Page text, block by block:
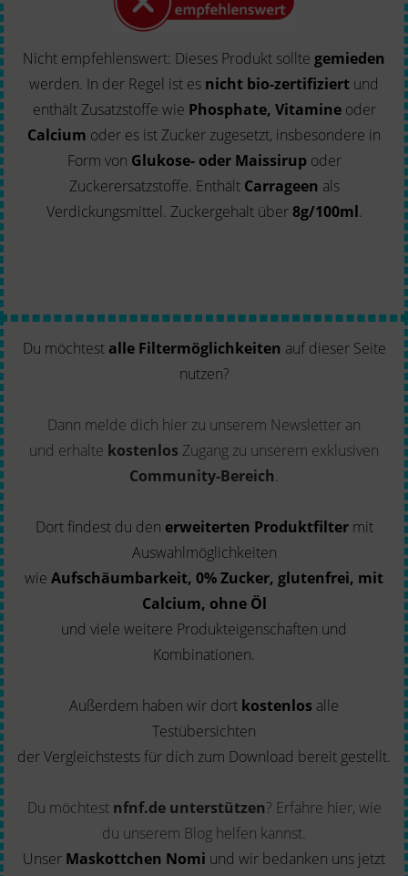
Nicht empfehlenswert: Dieses Produkt sollte gemieden
werden. In der Regel ist es nicht bio-zertifiziert und
enthält Zusatzstoffe wie Phosphate, Vitamine oder
Calcium oder es ist Zucker zugesetzt, insbesondere in
Form von Glukose- oder Maissirupoder
Zuckerersatzstoffe. Enthält Carrageen als
Verdickungsmittel. Zuckergehalt über8g/100ml.
Du möchtest alle Filtermöglichkeiten auf dieser Seite
nutzen?
Dann melde dich hier zu unserem Newsletter an
und erhalte kostenlos Zugang zu unserem exklusiven
Community-Bereich.
Dort findest du den erweiterten Produktfiltermit
Auswahlmöglichkeiten
wie Aufschäumbarkeit, 0% Zucker, glutenfrei, mit
Calcium, ohne Öl
und viele weitere Produkteigenschaften und
Kombinationen.
Außerdem haben wir dort kostenlos alle
Testübersichten
der Vergleichstests für dich zum Download bereit gestellt.
Du möchtest nfnf.de unterstützen? Erfahre hier, wie
du unserem Blog helfen kannst.
Unser Maskottchen Nomi und wir bedanken uns jetzt